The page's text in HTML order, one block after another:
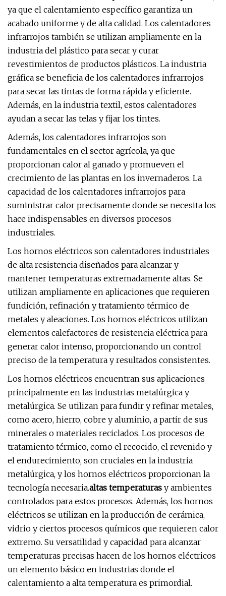
ya que el calentamiento específico garantiza un
acabado uniforme y de alta calidad. Los calentadores
infrarrojos también se utilizan ampliamente en la
industria del plástico para secar y curar
revestimientos de productos plásticos. La industria
gráfica se beneficia de los calentadores infrarrojos
para secar las tintas de forma rápida y eficiente.
Además, en la industria textil, estos calentadores
ayudan a secar las telas y fijar los tintes.
Además, los calentadores infrarrojos son
fundamentales en el sector agrícola, ya que
proporcionan calor al ganado y promueven el
crecimiento de las plantas en los invernaderos. La
capacidad de los calentadores infrarrojos para
suministrar calor precisamente donde se necesita los
hace indispensables en diversos procesos
industriales.
Los hornos eléctricos son calentadores industriales
de alta resistencia diseñados para alcanzar y
mantener temperaturas extremadamente altas. Se
utilizan ampliamente en aplicaciones que requieren
fundición, refinación y tratamiento térmico de
metales y aleaciones. Los hornos eléctricos utilizan
elementos calefactores de resistencia eléctrica para
generar calor intenso, proporcionando un control
preciso de la temperatura y resultados consistentes.
Los hornos eléctricos encuentran sus aplicaciones
principalmente en las industrias metalúrgica y
metalúrgica. Se utilizan para fundir y refinar metales,
como acero, hierro, cobre y aluminio, a partir de sus
minerales o materiales reciclados. Los procesos de
tratamiento térmico, como el recocido, el revenido y
el endurecimiento, son cruciales en la industria
metalúrgica, y los hornos eléctricos proporcionan la
tecnología necesaria.altas temperaturas y ambientes
controlados para estos procesos. Además, los hornos
eléctricos se utilizan en la producción de cerámica,
vidrio y ciertos procesos químicos que requieren calor
extremo. Su versatilidad y capacidad para alcanzar
temperaturas precisas hacen de los hornos eléctricos
un elemento básico en industrias donde el
calentamiento a alta temperatura es primordial.